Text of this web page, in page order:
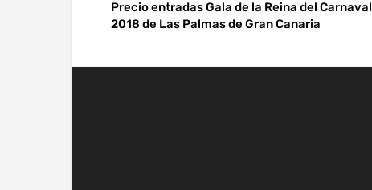
Precio entradas Gala de la Reina del Carnaval
2018 de Las Palmas de Gran Canaria